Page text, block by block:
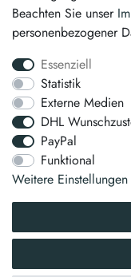
Beachten Sie unser
personenbezogener
Essenziell
Statistik
Externe Medien
DHL
PayPal
Funktional
Weitere Einstellungen